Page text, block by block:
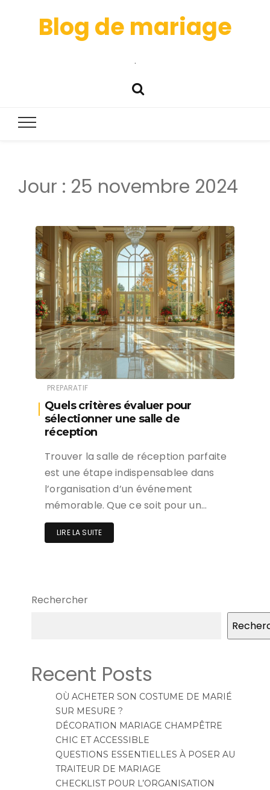
Blog de mariage
.
Jour : 25 novembre 2024
PREPARATIF
Quels critères évaluer pour
sélectionner une salle de
réception
Trouver la salle de réception parfaite
est une étape indispensablee dans
l’organisation d’un événement
mémorable. Que ce soit pour un…
LIRE LA SUITE
Rechercher
Recent Posts
OÙ ACHETER SON COSTUME DE MARIÉ
SUR MESURE ?
DÉCORATION MARIAGE CHAMPÊTRE
CHIC ET ACCESSIBLE
QUESTIONS ESSENTIELLES À POSER AU
TRAITEUR DE MARIAGE
CHECKLIST POUR L’ORGANISATION